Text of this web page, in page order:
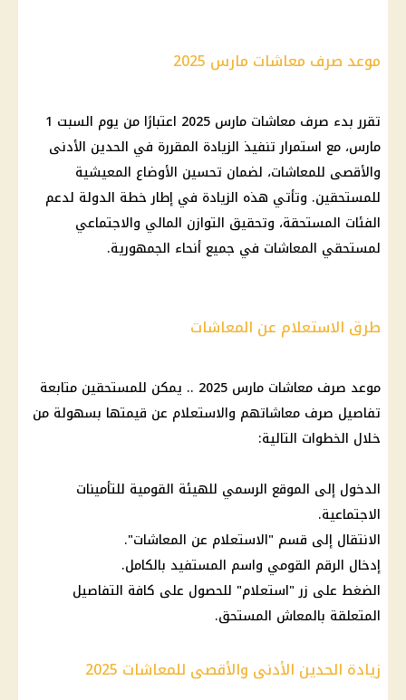
موعد صرف معاشات مارس 2025
تقرر بدء صرف معاشات مارس 2025 اعتبارًا من يوم السبت 1
مارس، مع استمرار تنفيذ الزيادة المقررة في الحدين الأدنى
والأقصى للمعاشات، لضمان تحسين الأوضاع المعيشية
للمستحقين. وتأتي هذه الزيادة في إطار خطة الدولة لدعم
الفئات المستحقة، وتحقيق التوازن المالي والاجتماعي
لمستحقي المعاشات في جميع أنحاء الجمهورية.
طرق الاستعلام عن المعاشات
موعد صرف معاشات مارس 2025 .. يمكن للمستحقين متابعة
تفاصيل صرف معاشاتهم والاستعلام عن قيمتها بسهولة من
خلال الخطوات التالية:
الدخول إلى الموقع الرسمي للهيئة القومية للتأمينات
الاجتماعية.
الانتقال إلى قسم "الاستعلام عن المعاشات".
إدخال الرقم القومي واسم المستفيد بالكامل.
الضغط على زر "استعلام" للحصول على كافة التفاصيل
المتعلقة بالمعاش المستحق.
زيادة الحدين الأدنى والأقصى للمعاشات 2025